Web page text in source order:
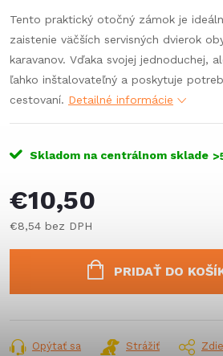
Tento praktický otočný zámok je
zaistenie väčších servisných dvierok
karavanov. Vďaka svojej jednoduchej,
ľahko inštalovateľný a poskytuje
cestovaní. Detailné informácie
Skladom na centrálnom sklade
€10,50
€8,54 bez DPH
PRIDAŤ DO
Opýtať sa Strážiť